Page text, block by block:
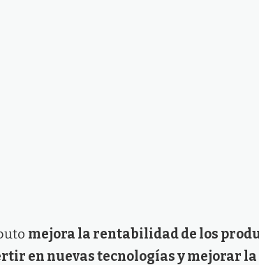
mejora la rentabilidad de los
en nuevas tecnologías y mejorar